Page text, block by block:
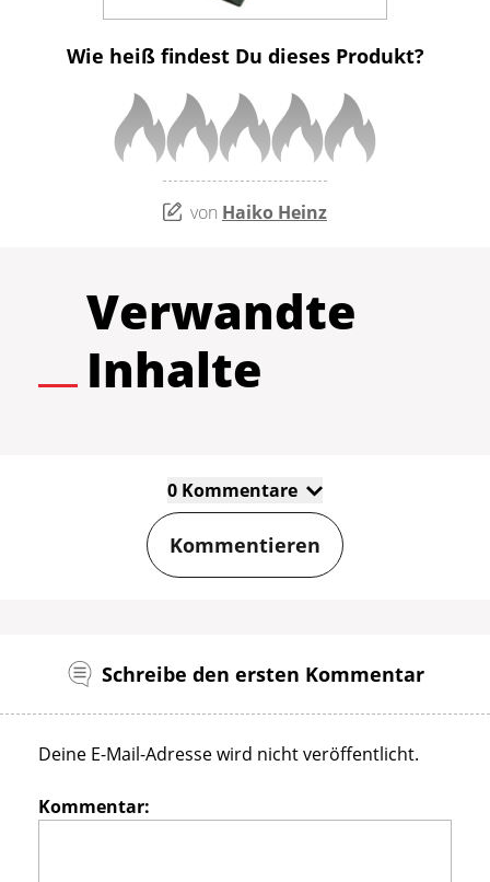
Wie heiß findest Du dieses Produkt?
von Haiko Heinz
Verwandte
Inhalte
0 Kommentare
Kommentieren
Schreibe den ersten Kommentar
Deine E-Mail-Adresse wird nicht veröffentlicht.
Kommentar: